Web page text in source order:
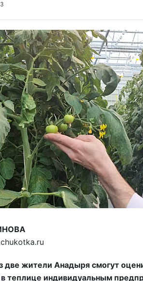
две жители Анадыря смогут
теплице индивидуальным